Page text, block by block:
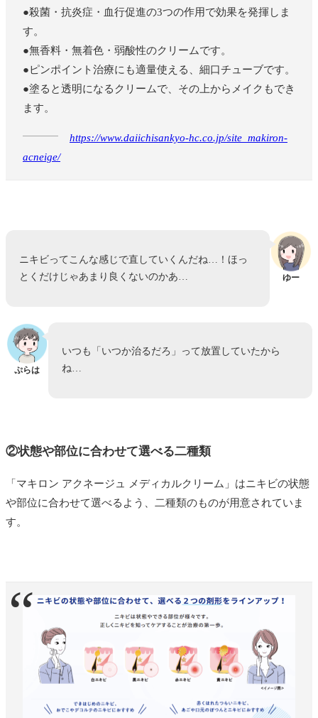
●殺菌・抗炎症・血行促進の3つの作用で効果を発揮しま
す。
●無香料・無着色・弱酸性のクリームです。
●ピンポイント治療にも適量使える、細口チューブです。
●塗ると透明になるクリームで、その上からメイクもでき
ます。
https://www.daiichisankyo-hc.co.jp/site_makiron-
acneige/
ゆー
ニキビってこんな感じで直していくんだね…！ほっ
とくだけじゃあまり良くないのかあ…
ぷらは
いつも「いつか治るだろ」って放置していたから
ね…
②状態や部位に合わせて選べる二種類
「マキロン アクネージュ メディカルクリーム」はニキビの状態
や部位に合わせて選べるよう、二種類のものが用意されていま
す。